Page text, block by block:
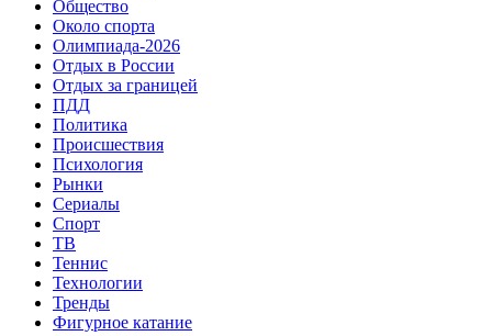
Общество
Около спорта
Олимпиада-2026
Отдых в России
Отдых за границей
ПДД
Политика
Происшествия
Психология
Рынки
Сериалы
Спорт
ТВ
Теннис
Технологии
Тренды
Фигурное катание